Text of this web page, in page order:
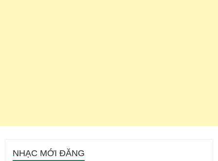
NHẠC MỚI ĐĂNG